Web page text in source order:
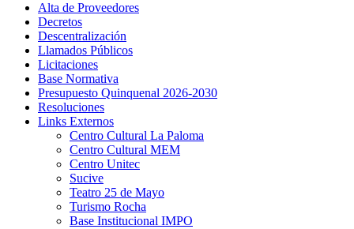
Alta de Proveedores
Decretos
Descentralización
Llamados Públicos
Licitaciones
Base Normativa
Presupuesto Quinquenal 2026-2030
Resoluciones
Links Externos
Centro Cultural La Paloma
Centro Cultural MEM
Centro Unitec
Sucive
Teatro 25 de Mayo
Turismo Rocha
Base Institucional IMPO